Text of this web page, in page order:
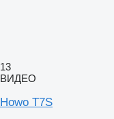
13
ВИДЕО
Howo Т7S